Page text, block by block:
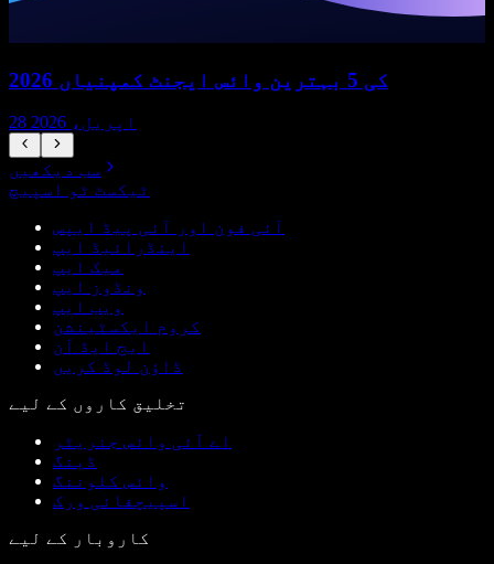
2026 کی 5 بہترین وائس ایجنٹ کمپنیاں
28 اپریل، 2026
سب دیکھیں
ٹیکسٹ ٹو اسپیچ
آئی فون اور آئی پیڈ ایپس
اینڈرائیڈ ایپ
میک ایپ
ونڈوز ایپ
ویب ایپ
کروم ایکسٹینشن
ایج ایڈ آن
ڈاؤن لوڈ کریں
تخلیق کاروں کے لیے
اے آئی وائس جنریٹر
ڈبنگ
وائس کلوننگ
اسپیچفائی ورک
کاروبار کے لیے